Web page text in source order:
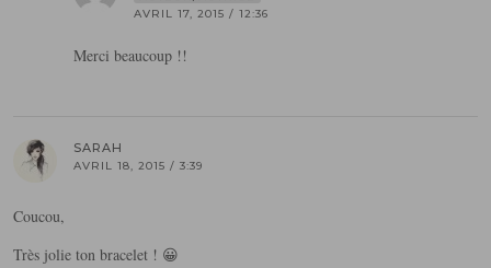
AVRIL 17, 2015 / 12:36
Merci beaucoup !!
SARAH
AVRIL 18, 2015 / 3:39
Coucou,
Très jolie ton bracelet ! 😀